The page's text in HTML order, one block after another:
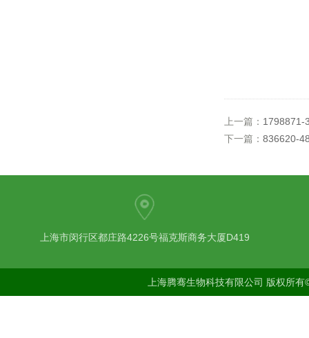
上一篇： 1798871-
下一篇： 836620-
上海市闵行区都庄路4226号福克斯商务大厦D419
上海腾骞生物科技有限公司 版权所